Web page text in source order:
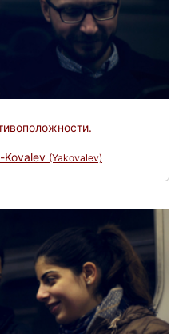
Kovalev (Yakovalev)